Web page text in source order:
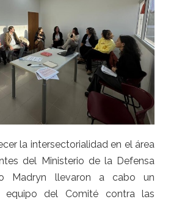
la intersectorialidad en el área
del Ministerio de la Defensa
Madryn llevaron a cabo un
equipo del Comité contra las